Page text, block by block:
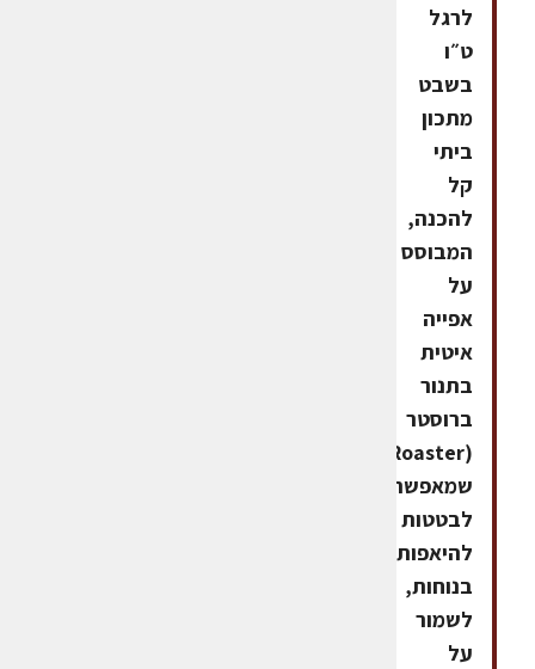
לרגל
ט״ו
בשבט
מתכון
ביתי
קל
להכנה,
המבוסס
על
אפייה
איטית
בתנור
ברוסטר
שמאפשר
לבטטות
להיאפות
בנוחות,
לשמור
על